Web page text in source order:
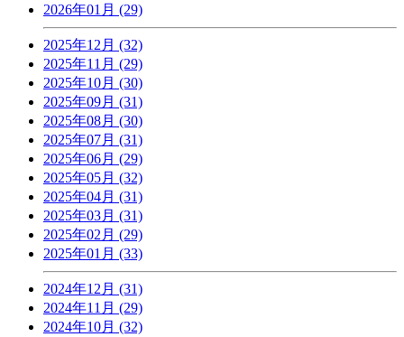
2026年01月 (29)
2025年12月 (32)
2025年11月 (29)
2025年10月 (30)
2025年09月 (31)
2025年08月 (30)
2025年07月 (31)
2025年06月 (29)
2025年05月 (32)
2025年04月 (31)
2025年03月 (31)
2025年02月 (29)
2025年01月 (33)
2024年12月 (31)
2024年11月 (29)
2024年10月 (32)